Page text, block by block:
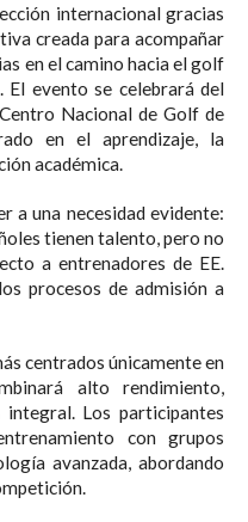
internacional gracias
creada para acompañar
en el camino hacia el golf
El evento se celebrará del
Nacional de Golf de
en el aprendizaje, la
académica.
a una necesidad evidente:
tienen talento, pero no
a entrenadores de EE.
procesos de admisión a
centrados únicamente en
alto rendimiento,
Los participantes
con grupos
avanzada, abordando